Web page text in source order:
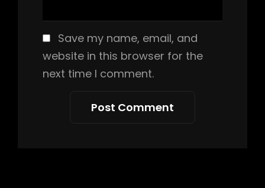
Save my name, email, and
website in this browser for the
next time I comment.